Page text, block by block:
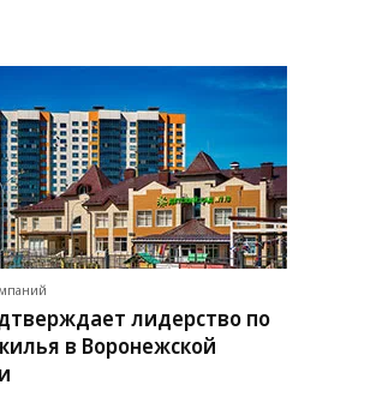
лидерство по
в Воронежской